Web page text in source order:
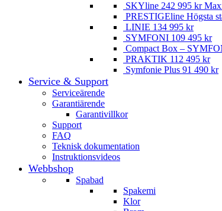
SKYline 242 995 kr
PRESTIGEline Högsta
LINIE 134 995 kr
SYMFONI 109 495 kr
Compact Box –
PRAKTIK 112 495 kr
Symfonie Plus 91 490 kr
Service & Support
Serviceärende
Garantiärende
Garantivillkor
Support
FAQ
Teknisk dokumentation
Instruktionsvideos
Webbshop
Spabad
Spakemi
Klor